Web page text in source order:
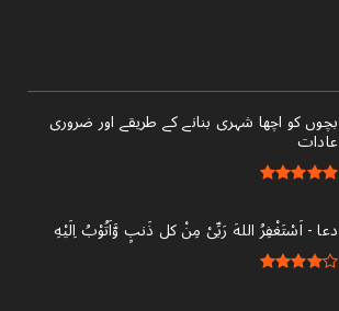
بچوں کو اچھا شہری بنانے کے طریقے اور ضروری
عادات
دعا - ‎اَسْتَغْفِرُ اللهَ رَبِّىْ مِنْ کل ذَنبٍ وَّاَتُوْبُ اِلَيْهِ